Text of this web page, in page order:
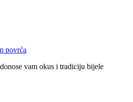
povrća
vam okus i tradiciju bijele